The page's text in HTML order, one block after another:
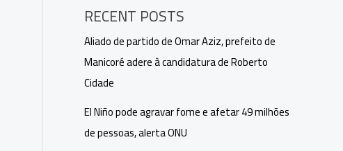
RECENT POSTS
Aliado de partido de Omar Aziz, prefeito de
Manicoré adere à candidatura de Roberto
Cidade
El Niño pode agravar fome e afetar 49 milhões
de pessoas, alerta ONU